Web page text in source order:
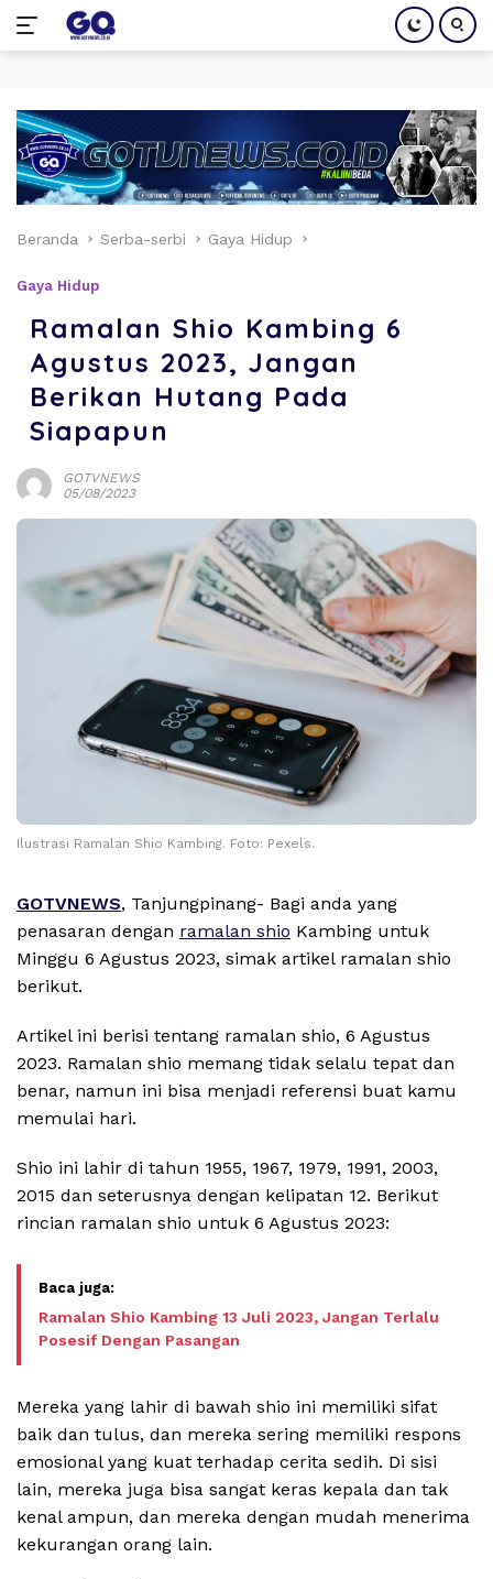
konten
Beranda Serba-serbi Gaya Hidup
Gaya Hidup
Ramalan Shio Kambing 6
Agustus 2023, Jangan
Berikan Hutang Pada
Siapapun
GOTVNEWS
05/08/2023
Ilustrasi Ramalan Shio Kambing. Foto: Pexels.
GOTVNEWS, Tanjungpinang- Bagi anda yang
penasaran dengan ramalan shio Kambing untuk
Minggu 6 Agustus 2023, simak artikel ramalan shio
berikut.
Artikel ini berisi tentang ramalan shio, 6 Agustus
2023. Ramalan shio memang tidak selalu tepat dan
benar, namun ini bisa menjadi referensi buat kamu
memulai hari.
Shio ini lahir di tahun 1955, 1967, 1979, 1991, 2003,
2015 dan seterusnya dengan kelipatan 12. Berikut
rincian ramalan shio untuk 6 Agustus 2023:
Ramalan Shio Kambing 13 Juli 2023, Jangan Terlalu
Posesif Dengan Pasangan
Mereka yang lahir di bawah shio ini memiliki sifat
baik dan tulus, dan mereka sering memiliki respons
emosional yang kuat terhadap cerita sedih. Di sisi
lain, mereka juga bisa sangat keras kepala dan tak
kenal ampun, dan mereka dengan mudah menerima
kekurangan orang lain.